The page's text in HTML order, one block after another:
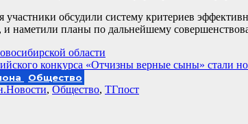
участники обсудили систему критериев
и наметили планы по дальнейшему
области
конкурса «Отчизны верные сыны» стали
Общество
, Общество, ТГпост